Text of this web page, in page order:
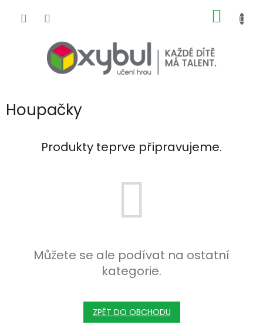
Houpačky
Produkty teprve připravujeme.
Můžete se ale podívat na ostatní
kategorie.
ZPĚT DO OBCHODU